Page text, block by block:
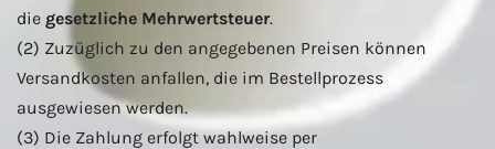
die gesetzliche Mehrwertsteuer.
(2) Zuzüglich zu den angegebenen Preisen können
Versandkosten anfallen, die im Bestellprozess
ausgewiesen werden.
(3) Die Zahlung erfolgt wahlweise per